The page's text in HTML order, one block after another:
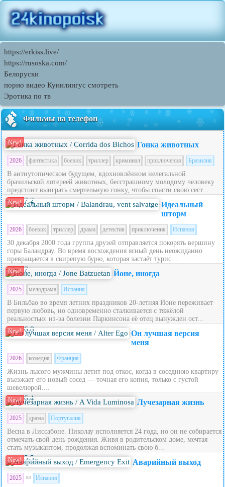
https://erkiss.live/
https://rusoska.com/
Белоруски
порно видео Кунилингус смотреть
Эротика по тв
Фильмы на телефон
New! Гонка животных
2026 фантастика боевик триллер криминал приключения Бразилия
В антиутопическом будущем, вдохновлённом нелегальной
бразильской лотереей животных, бесстрашному молодому человеку
предстоит выиграть смертельную гонку, чтобы спасти свою сест...
New! 7.2
Идеальный
шторм
2026 боевик триллер драма детектив приключения Испания
30 декабря 2000 года группа друзей отправляется покорять вершину
горы Баландрау. Во время восхождения ясный день неожиданно
превращается в свирепую бурю, которая застаёт турис...
New! 7 Йоне, иногда
2025 мелодрама Испания
В Бильбао во время летних праздников 20‑летняя Йоне переживает
первую любовь, но одновременно сталкивается с тяжёлой
реальностью: из‑за болезни Паркинсона её отец вынужден ост...
New! 6.8
Он лучшая версия
меня
2026 комедия Франция
Жизнь лысого мужчины летит под откос, когда в соседнюю квартиру
въезжает его новый сосед — точная его копия, только с густой
шевелюрой....
New! 6.4 Лучезарная жизнь
2025 драма Португалия
Весна в Лиссабоне. Николау исполняется 24 года, но он не собирается
отмечать свой день рождения. Живя в родительском доме, мечтая
стать музыкантом, продолжая вспоминать свою б...
New! 5.5 Аварийный выход
2025 Испания